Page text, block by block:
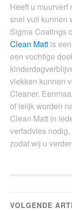
Heeft u muurverf
snel vuil kunnen
Sigma Coatings
Clean Matt is
een vochtige
vlekken kunnen
Cleaner.
of lelijk worden
Clean Matt in
verfadvies
zodat wij u
VOLGENDE